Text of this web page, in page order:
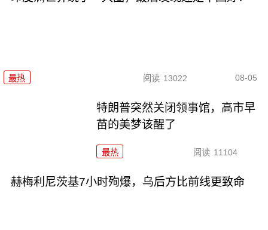
最热 阅读 13022 08-05
特朗普突然关闭领事馆，高市早
苗的美梦该醒了
最热 阅读 11104
赫梅利尼茨基7小时殉爆，乌后方比前线更致命